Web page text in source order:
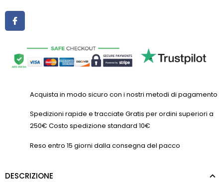
Acquista in modo sicuro con i nostri metodi di pagamento
Spedizioni rapide e tracciate Gratis per ordini superiori a
250€ Costo spedizione standard 10€
Reso entro 15 giorni dalla consegna del pacco
DESCRIZIONE